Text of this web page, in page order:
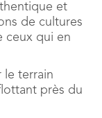
et
de cultures
ceux qui en
le terrain
près du